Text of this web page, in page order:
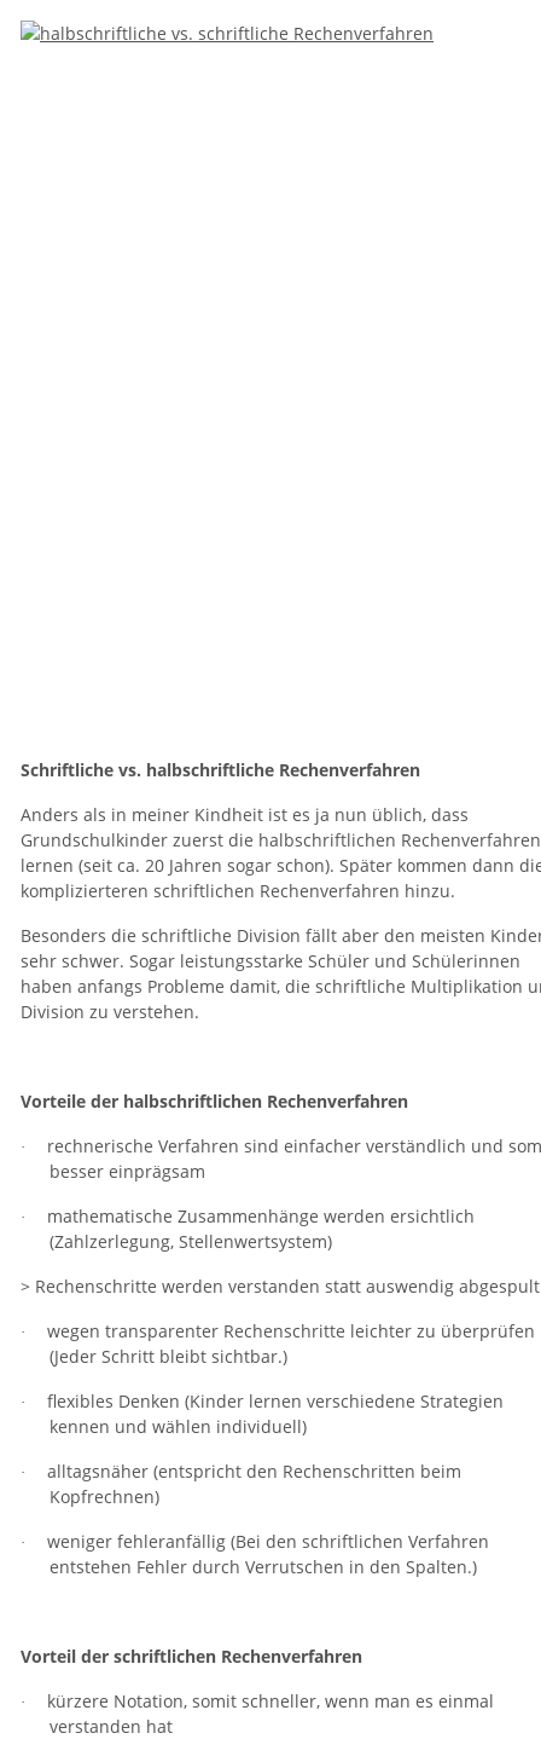
Schriftliche vs. halbschriftliche Rechenverfahren
Anders als in meiner Kindheit ist es ja nun üblich, dass
Grundschulkinder zuerst die halbschriftlichen Rechenverfahren
lernen (seit ca. 20 Jahren sogar schon). Später kommen dann
komplizierteren schriftlichen Rechenverfahren hinzu.
Besonders die schriftliche Division fällt aber den meisten
sehr schwer. Sogar leistungsstarke Schüler und Schülerinnen
haben anfangs Probleme damit, die schriftliche Multiplikation
Division zu verstehen.
Vorteile der halbschriftlichen Rechenverfahren
·
rechnerische Verfahren sind einfacher verständlich und
besser einprägsam
·
mathematische Zusammenhänge werden ersichtlich
(Zahlzerlegung, Stellenwertsystem)
> Rechenschritte werden verstanden statt auswendig abgespult
·
wegen transparenter Rechenschritte leichter zu überprüfen
(Jeder Schritt bleibt sichtbar.)
·
flexibles Denken (Kinder lernen verschiedene Strategien
kennen und wählen individuell)
·
alltagsnäher (entspricht den Rechenschritten beim
Kopfrechnen)
·
weniger fehleranfällig (Bei den schriftlichen Verfahren
entstehen Fehler durch Verrutschen in den Spalten.)
Vorteil der schriftlichen Rechenverfahren
·
kürzere Notation, somit schneller, wenn man es einmal
verstanden hat